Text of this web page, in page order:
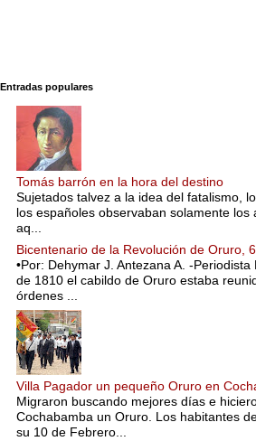
Entradas populares
Tomás barrón en la hora del destino
Sujetados talvez a la idea del fatalismo,
los españoles observaban solamente
aq...
Bicentenario de la Revolución de Oruro,
•Por: Dehymar J. Antezana A. -
de 1810 el cabildo de Oruro estaba
órdenes ...
Villa Pagador un pequeño Oruro en
Migraron buscando mejores días e
Cochabamba un Oruro. Los habitantes
su 10 de Febrero...